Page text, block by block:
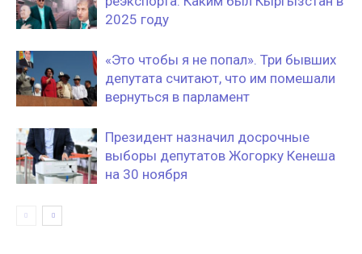
2025 году
«Это чтобы я не попал». Три бывших
депутата считают, что им помешали
вернуться в парламент
Президент назначил досрочные
выборы депутатов Жогорку Кенеша
на 30 ноября